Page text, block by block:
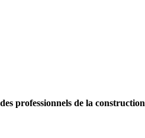
professionnels de la construction